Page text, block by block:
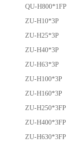
QU-H800*1FP
ZU-H10*3P
ZU-H25*3P
ZU-H40*3P
ZU-H63*3P
ZU-H100*3P
ZU-H160*3P
ZU-H250*3FP
ZU-H400*3FP
ZU-H630*3FP